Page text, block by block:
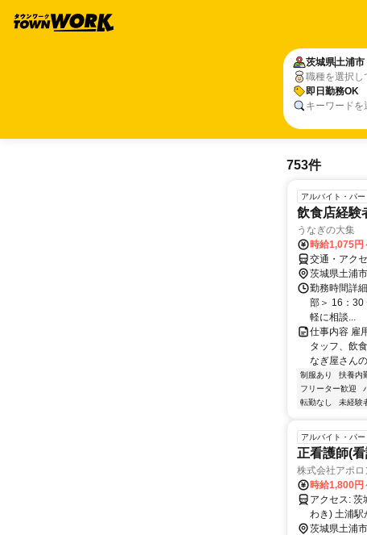
茨城県土浦市
職種を選択し
即日勤務OK
キーワード
753件
アルバイト・パー
飲食店経験
うなぎの大集
時給1,075円
交通・アク
茨城県土浦市
勤務時間詳
部＞ 16：30
軽に相談...
仕事内容 雇
タッフ、飲
なぎ屋さん
制服あり 扶養内
フリーター歓迎
転勤なし
未経験
アルバイト・パー
正看護師(
株式会社アポロ
時給1,800円
アクセス: 茨城県土浦市桜町3-14-18 さくらメディカルビル301 JR常磐線(取手～い
茨城県土浦市